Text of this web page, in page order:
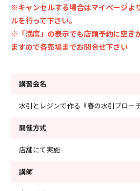
※キャンセルする場合はマイページよ
ルを行って下さい。
※「満席」の表示でも店頭予約に空き
ますので各売場までお問合せ下さい
講習会名
水引とレジンで作る『春の水引ブロー
開催方式
店舗にて実施
講師